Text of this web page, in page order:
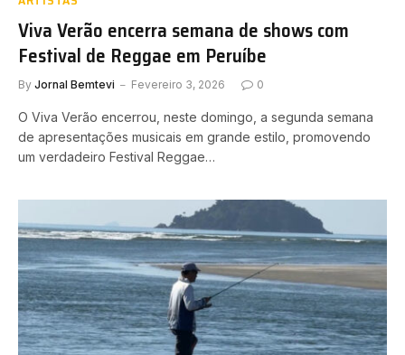
Viva Verão encerra semana de shows com
Festival de Reggae em Peruíbe
By Jornal Bemtevi Fevereiro 3, 2026 0
O Viva Verão encerrou, neste domingo, a segunda semana
de apresentações musicais em grande estilo, promovendo
um verdadeiro Festival Reggae…